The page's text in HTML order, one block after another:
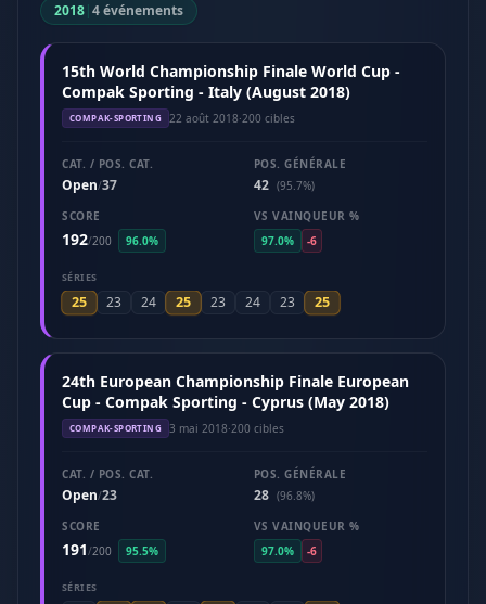
2018|4 événements
15th World Championship Finale World Cup -
Compak Sporting - Italy (August 2018)
COMPAK-SPORTING 22 août 2018·200 cibles
CAT. / POS. CAT.
Open/37
POS. GÉNÉRALE
42 (95.7%)
SCORE
192/200 96.0%
VS VAINQUEUR %
97.0%
-6
SÉRIES
25 23 24 25 23 24 23 25
24th European Championship Finale European
Cup - Compak Sporting - Cyprus (May 2018)
COMPAK-SPORTING 3 mai 2018·200 cibles
CAT. / POS. CAT.
Open/23
POS. GÉNÉRALE
28 (96.8%)
SCORE
191/200 95.5%
VS VAINQUEUR %
97.0%
-6
SÉRIES